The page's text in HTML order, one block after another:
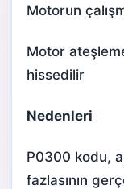
Motorun
Motor
hissedilir
Nedenleri
P0300 kodu,
fazlasının